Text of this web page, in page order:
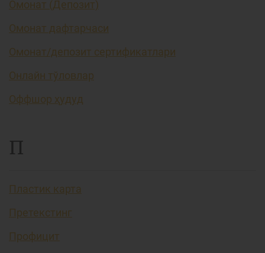
Омонат (Депозит)
Омонат дафтарчаси
Омонат/депозит сертификатлари
Онлайн тўловлар
Оффшор ҳудуд
П
Пластик карта
Претекстинг
Профицит